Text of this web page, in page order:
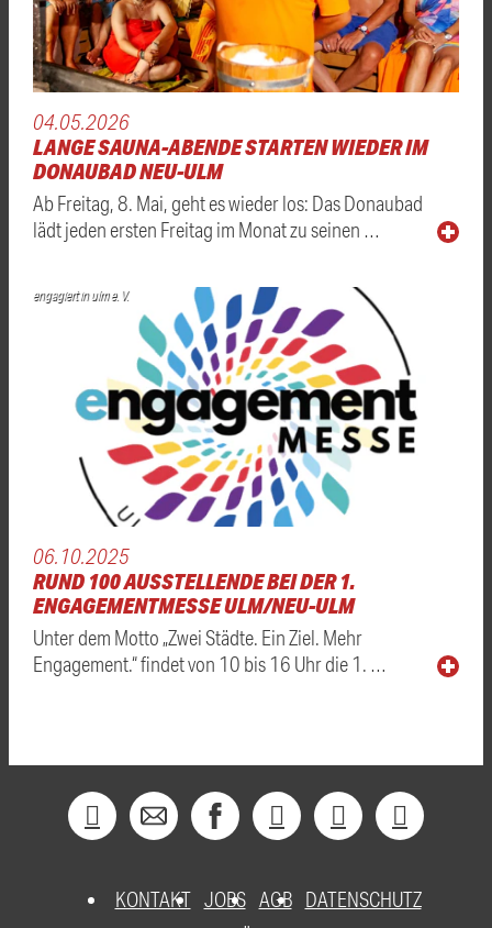
04.05.2026
LANGE SAUNA-ABENDE STARTEN WIEDER IM
DONAUBAD NEU-ULM
Ab Freitag, 8. Mai, geht es wieder los: Das Donaubad
lädt jeden ersten Freitag im Monat zu seinen …
engagiert in ulm e. V.
06.10.2025
RUND 100 AUSSTELLENDE BEI DER 1.
ENGAGEMENTMESSE ULM/NEU-ULM
Unter dem Motto „Zwei Städte. Ein Ziel. Mehr
Engagement.“ findet von 10 bis 16 Uhr die 1. …
KONTAKT JOBS AGB DATENSCHUTZ